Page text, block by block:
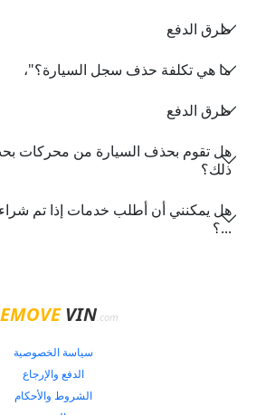
طرق الدفع
ما هي تكلفة حذف سجل السيارة؟"،
طرق الدفع
ذلك؟
هل يمكنني أن أطلب خدمات إذا تم
...؟
VIN.com
سياسة الخصوصية
الدفع والإرجاع
الشروط والأحكام